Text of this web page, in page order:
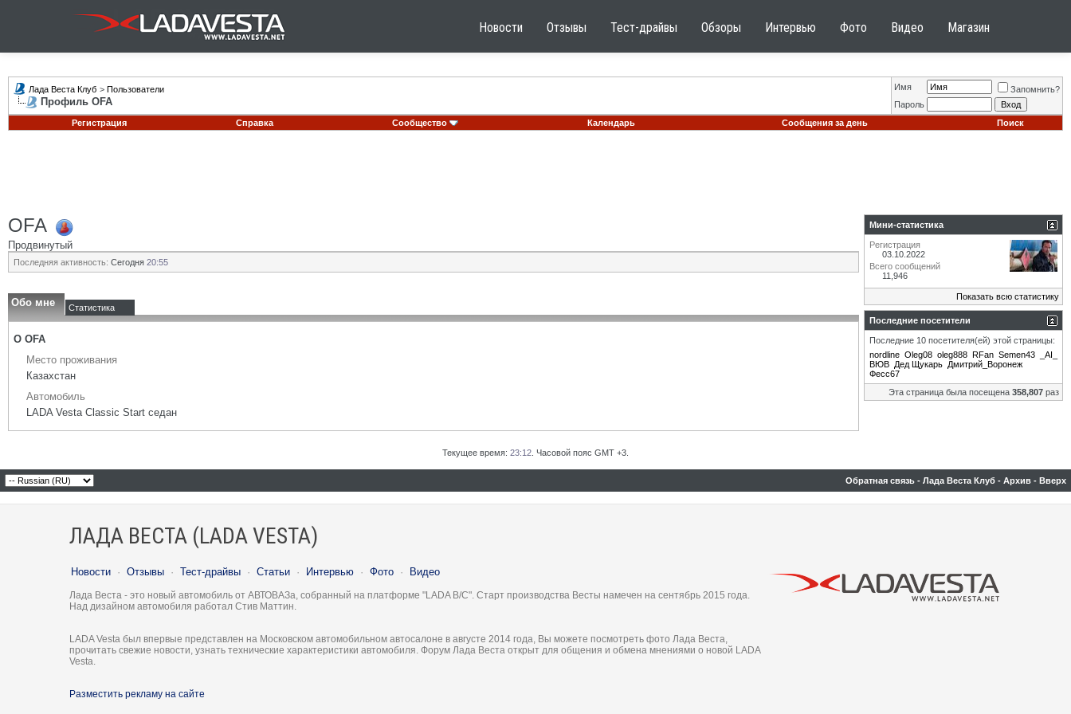
Новости Отзывы Тест-драйвы Обзоры Интервью Фото Видео Магазин
Лада Веста Клуб > Пользователи
Профиль OFA
Имя
Запомнить?
Пароль
Регистрация
Справка Сообщество Календарь Сообщения за день Поиск
OFA
Продвинутый
Последняя активность: Сегодня 20:55
Обо мне Статистика
О OFA
Место проживания
Казахстан
Автомобиль
LADA Vesta Classic Start седан
Мини-статистика
Регистрация
03.10.2022
Всего сообщений
11,946
Показать всю статистику
Последние посетители
Последние 10 посетителя(ей) этой страницы:
nordline Oleg08 oleg888 RFan Semen43
_AI_
ВЮВ Дед Щукарь Дмитрий_Воронеж
Фесс67
Эта страница была посещена 358,807 раз
Текущее время: 23:12 . Часовой пояс GMT +3.
Обратная связь - Лада Веста Клуб - Архив - Вверх
ЛАДА ВЕСТА (LADA VESTA)
Новости · Отзывы · Тест-драйвы · Статьи · Интервью · Фото · Видео
Лада Веста - это новый автомобиль от АВТОВАЗа, собранный на платформе "LADA B/C". Старт производства Весты намечен на сентябрь 2015 года.
Над дизайном автомобиля работал Стив Маттин.
LADA Vesta был впервые представлен на Московском автомобильном автосалоне в августе 2014 года, Вы можете посмотреть фото Лада Веста,
прочитать свежие новости, узнать технические характеристики автомобиля. Форум Лада Веста открыт для общения и обмена мнениями о новой LADA
Vesta.
Разместить рекламу на сайте